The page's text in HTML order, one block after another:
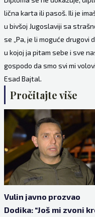
lična karta ili pasoš. Ili je
u bivšoj Jugoslaviji sa
se „Pa, je li moguće drugovi
u kojoj ja pitam sebe i sve
gospodo da smo svi mi
Esad Bajtal.
Pročitajte više
Vulin javno prozvao
Dodika: “Još mi zvoni